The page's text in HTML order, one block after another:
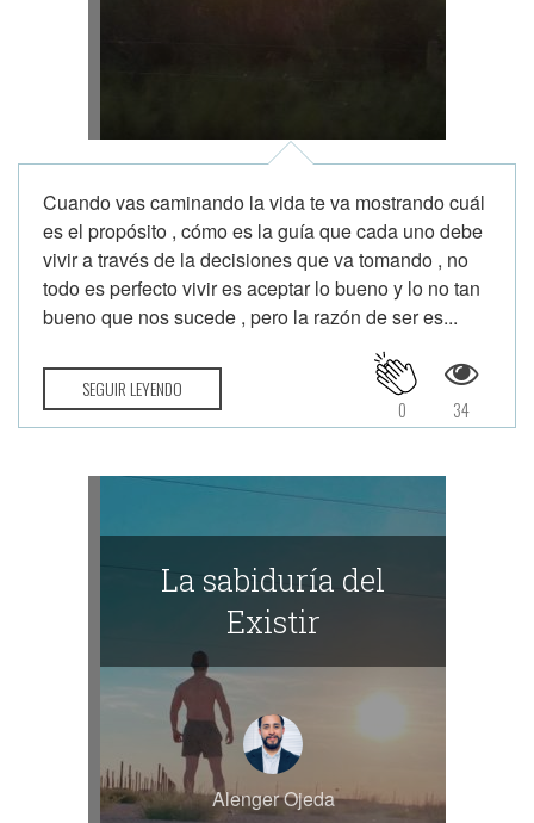
Cuando vas caminando la vida te va mostrando cuál
es el propósito , cómo es la guía que cada uno debe
vivir a través de la decisiones que va tomando , no
todo es perfecto vivir es aceptar lo bueno y lo no tan
bueno que nos sucede , pero la razón de ser es...
SEGUIR LEYENDO
34
0
La sabiduría del
Existir
Alenger Ojeda